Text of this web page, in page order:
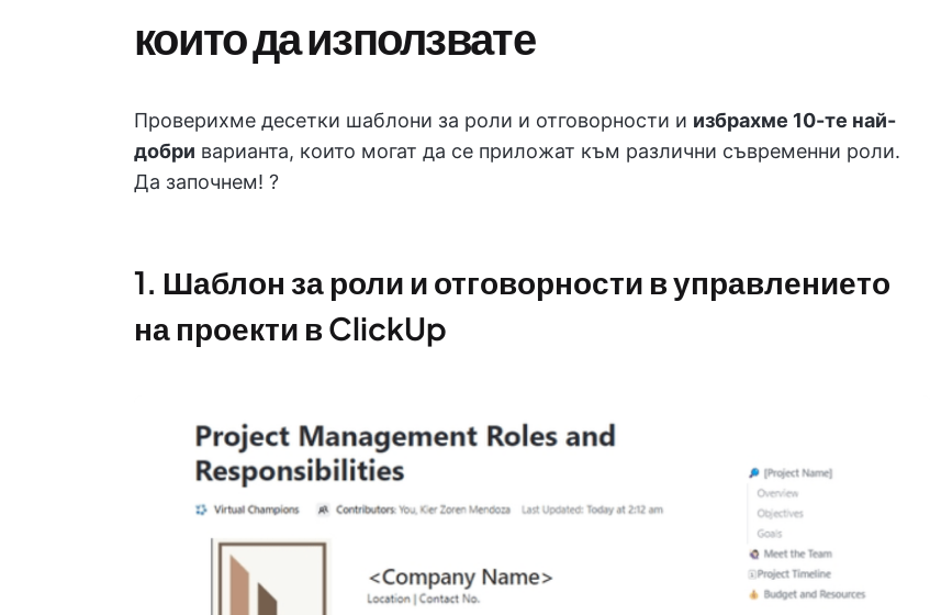
които да използвате
Проверихме десетки шаблони за роли и отговорности и избрахме 10-те най-
добри варианта, които могат да се приложат към различни съвременни роли.
Да започнем! ?
1. Шаблон за роли и отговорности в управлението
на проекти в ClickUp